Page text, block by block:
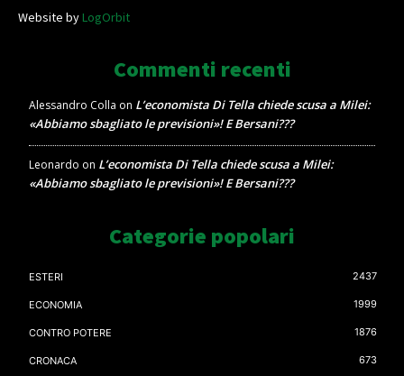
Website byLogOrbit
Commenti recenti
Alessandro Colla on L’economista Di Tella chiede scusa a Milei:
«Abbiamo sbagliato le previsioni»! E Bersani???
Leonardo on L’economista Di Tella chiede scusa a Milei:
«Abbiamo sbagliato le previsioni»! E Bersani???
Categorie popolari
ESTERI 2437
ECONOMIA 1999
CONTRO POTERE 1876
CRONACA 673